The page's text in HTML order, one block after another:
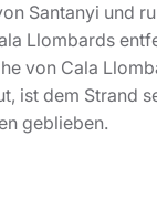
Santanyi und
Llombards
von Cala
ist dem Strand
geblieben.